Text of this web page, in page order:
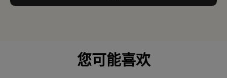
您可能喜欢